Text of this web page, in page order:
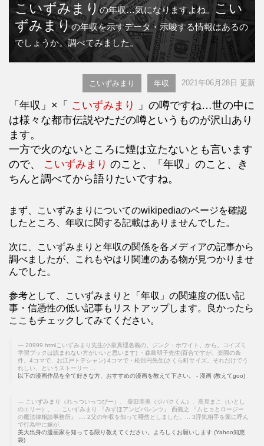
こいずみまりの年収…気になりますよね。 こい
ずみまりの年収を示すデータ・示唆する情報はあるの
でしょうか。調べてみました。
こいずみまり 年収 2021年06月28日 更新
「年収」×「 こいずみまり
」の噂ですね…世の中に
は様々な都市伝説やただの噂というものが沢山あり
ます。
一方で火のないところに煙は立たないとも言います
ので、 こいずみまり のこと、「年収」のこと、き
ちんと調べてから語りたいですね。
まず、こいずみまりについてのwikipediaのページを確認
したところ、年収に関する記載はありませんでした。
次に、こいずみまりと年収の関係を各メディアの記事から
調べましたが、これもやはり関連のある物が見つかりませ
んでした。
参考として、こいずみまりと「年収」の関連度の低い記
事・信憑性の低い記事もリストアップします。良かったら
ここもチェックしてみてください。
20999.htmlこいずみまり先生(小泉真理名義の、ジンク・ホワイト、から。コイズミ
学習ブックは読まれない方がいいと思います) ・森島明子先生(百合ですが、楽園の条
件。4コマで、お江戸トテシャン) 4コマで・松田円先生(さくら町サイズ。それだけでう
れしい、というストーリー ...
以下の漫画作品を全て好きな方、おすすめの漫画を教えて下さい。 - 漫画 (教えてgoo)
こいずみまり（れっついっつびー）、 柴田亜美（ジバクくん）、高見まこ（いとし
のエリー）、 ... こいずみまり 『みずほアンビバレンツ』 西義之 『ムヒョとロージー
の魔法律相談事務所』 .... 2父の年収を知って唖然としました。... 3浮気相手を家に呼ん
で行為中に嫁が.
美大出身の漫画家を知ってる限り教えてください。よろしくお願いします (Yahoo知恵
袋)